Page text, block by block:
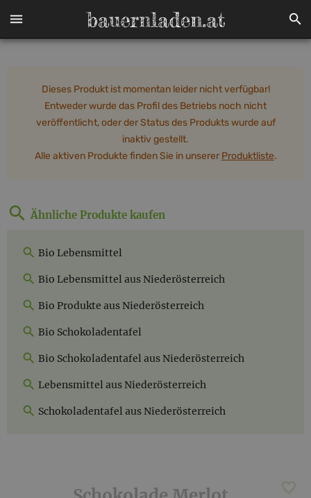
Dieses Produkt ist momentan leider nicht verfügbar!
Entweder wurde das Profil des Betriebs noch nicht
veröffentlicht, oder der Status des Produkts wurde auf
inaktiv gestellt.
Alle aktiven Produkte finden Sie in unserer Produktliste.
Ähnliche Produkte kaufen
Bio Lebensmittel
Bio Lebensmittel aus Niederösterreich
Bio Produkte aus Niederösterreich
Bio Schokoladentafel
Bio Schokoladentafel aus Niederösterreich
Lebensmittel aus Niederösterreich
Schokoladentafel aus Niederösterreich